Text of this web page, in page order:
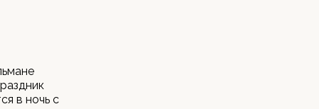
в ночь с